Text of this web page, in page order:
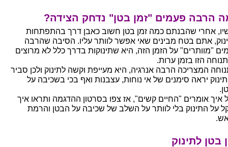
הרבה פעמים "זמן בטן" נדחק הצידה?
אחרי שהבנתם כמה זמן בטן חשוב כאבן דרך בהתפתחות
אתם בטח מבינים שאי אפשר לוותר עליו. הסיבה שהרבה
"מוותרים" על הזמן הזה, היא שתינוקות בדרך כלל לא מרוצים
הזו בזמן ערות.
המצריכה הרבה אנרגיה, היא מעייפת וקשה לתינוק ולכן סביר
יראה סימנים של אי נוחות, עצבנות ואף בכי בשכיבה על
איך אומרים "החיים קשים", אז צפו בסרטון ההדגמה ותראו איך
על התינוק בלי לוותר על השלב של שכיבה על הבטן והרמת
בטן לתינוק